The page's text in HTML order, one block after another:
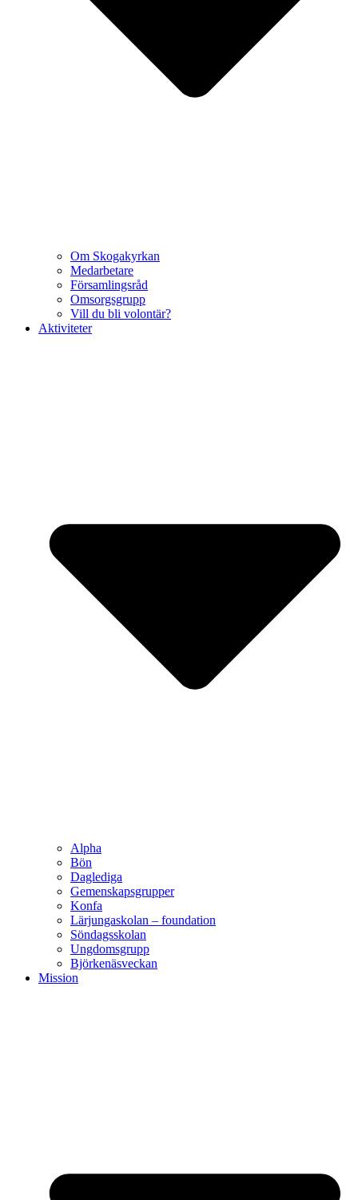
Om Skogakyrkan
Medarbetare
Församlingsråd
Omsorgsgrupp
Vill du bli volontär?
Aktiviteter
Alpha
Bön
Daglediga
Gemenskapsgrupper
Konfa
Lärjungaskolan – foundation
Söndagsskolan
Ungdomsgrupp
Björkenäsveckan
Mission